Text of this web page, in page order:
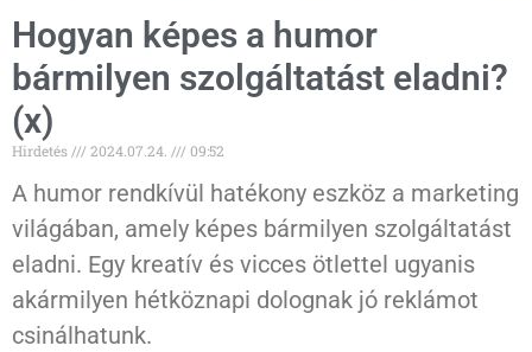
Hogyan képes a humor
bármilyen szolgáltatást eladni?
(x)
Hirdetés 2024.07.24. 09:52
A humor rendkívül hatékony eszköz a marketing
világában, amely képes bármilyen szolgáltatást
eladni. Egy kreatív és vicces ötlettel ugyanis
akármilyen hétköznapi dolognak jó reklámot
csinálhatunk.